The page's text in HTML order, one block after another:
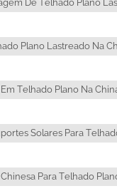
De Telhado Plano
Plano Lastreado Na
Telhado Plano Na
Solares Para
Para Telhado